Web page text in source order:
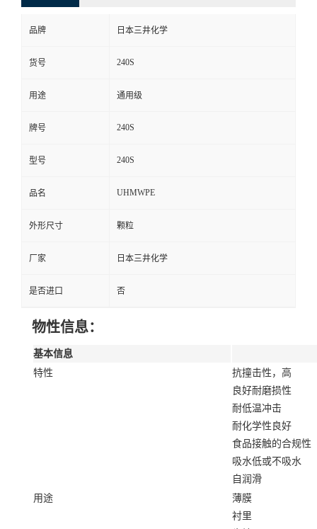
品牌 日本三井化学
货号 240S
用途 通用级
牌号 240S
型号 240S
品名 UHMWPE
外形尺寸 颗粒
厂家 日本三井化学
是否进口 否
物性信息：
基本信息
特性
抗撞击性，高
良好耐磨损性
耐低温冲击
耐化学性良好
食品接触的合规性
吸水低或不吸水
自润滑
用途
薄膜
衬里